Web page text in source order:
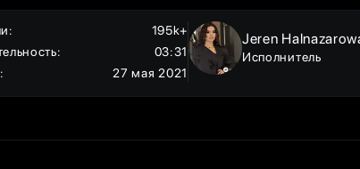
:
195k+
:
03:31
: 27 мая 2021
Jeren
Исполнитель